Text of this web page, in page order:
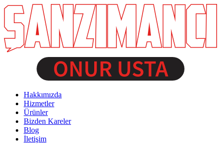
Hakkımızda
Hizmetler
Ürünler
Bizden Kareler
Blog
İletişim